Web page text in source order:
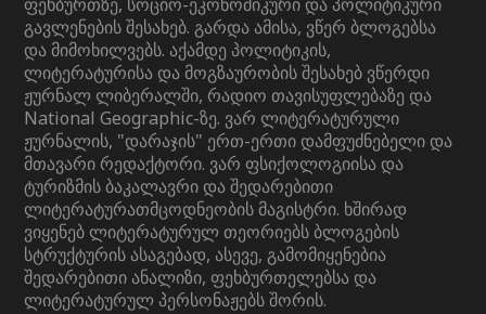
გავლენების შესახებ. გარდა ამისა, ვწერ ბლოგებსა
და მიმოხილვებს. აქამდე პოლიტიკის,
ლიტერატურისა და მოგზაურობის შესახებ ვწერდი
ჟურნალ ლიბერალში, რადიო თავისუფლებაზე და
National Geographic-ზე. ვარ ლიტერატურული
ჟურნალის, "დარაჯის" ერთ-ერთი დამფუძნებელი და
მთავარი რედაქტორი. ვარ ფსიქოლოგიისა და
ტურიზმის ბაკალავრი და შედარებითი
ლიტერატურათმცოდნეობის მაგისტრი. ხშირად
ვიყენებ ლიტერატურულ თეორიებს ბლოგების
სტრუქტურის ასაგებად, ასევე, გამომიყენებია
შედარებითი ანალიზი, ფეხბურთელებსა და
ლიტერატურულ პერსონაჟებს შორის.